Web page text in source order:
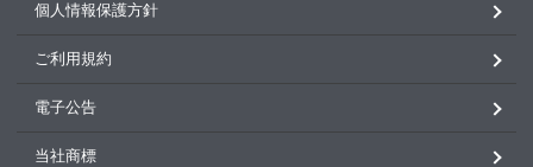
個人情報保護方針
ご利用規約
電子公告
当社商標